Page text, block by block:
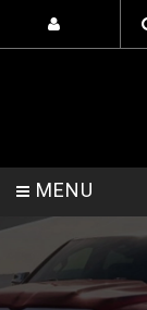
MENU
TRANG CHỦ